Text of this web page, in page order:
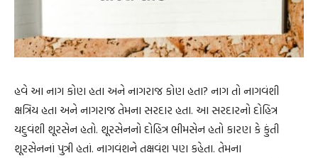
હવે આ નાગ કોણ હતા અને નાગરાજ કોણ હતા? નાગ તો નાગવંશી
ક્ષત્રિય હતા અને નાગરાજ તેમના સરદાર હતા. આ સરદારનો દોહિત્ર
યદુવંશી શૂરસેન હતો. શૂરસેનનો દોહિત્ર ભીમસેન હતો કારણ કે કુંતી
શૂરસેનનાં પુત્રી હતાં. નાગવંશને તક્ષવંશ પણ કહેતા. તેમના